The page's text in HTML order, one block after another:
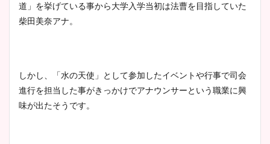
道」を挙げている事から大学入学当初は法曹を目指していた
柴田美奈アナ。
しかし、「水の天使」として参加したイベントや行事で司会
進行を担当した事がきっかけでアナウンサーという職業に興
味が出たそうです。